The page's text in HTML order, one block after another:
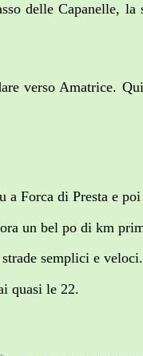
delle Capanelle,
verso Amatrice.
a Forca di Presta e
un bel po di km
semplici e
quasi le 22.